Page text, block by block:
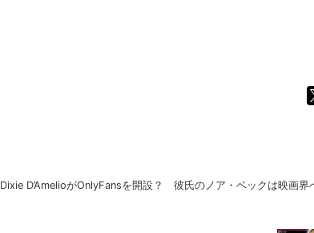
Dixie D’AmelioがOnlyFansを開設？ 彼氏のノア・ベックは映画界